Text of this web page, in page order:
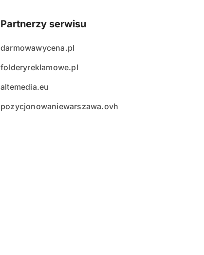
Partnerzy serwisu
darmowawycena.pl
folderyreklamowe.pl
altemedia.eu
pozycjonowaniewarszawa.ovh